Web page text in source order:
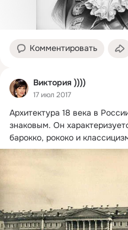
Комментировать
Виктория ))))
17 июл 2017
Архитектура 18 века в
знаковым. Он
барокко, рококо и